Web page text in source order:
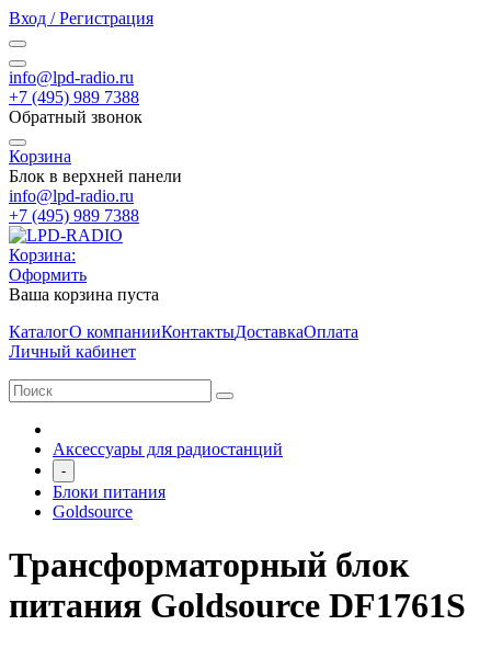
Вход / Регистрация
info@lpd-radio.ru
+7 (495) 989 7388
Обратный звонок
Корзина
Блок в верхней панели
info@lpd-radio.ru
+7 (495) 989 7388
Корзина:
Оформить
Ваша корзина пуста
КаталогО компанииКонтактыДоставкаОплата
Личный кабинет
Аксессуары для радиостанций
-
Блоки питания
Goldsource
Трансформаторный блок
питания Goldsource DF1761S